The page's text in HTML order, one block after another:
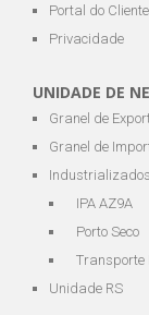
Portal do Cliente
Privacidade
UNIDADE DE
Granel de
Granel de
Industrializados
IPA AZ9A
Porto Seco
Transporte
Unidade RS